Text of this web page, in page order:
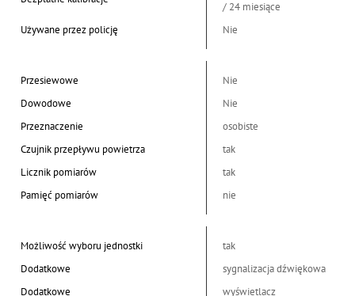
/ 24 miesiące
Używane przez policję
Nie
Przesiewowe
Nie
Dowodowe
Nie
Przeznaczenie
osobiste
Czujnik przepływu powietrza
tak
Licznik pomiarów
tak
Pamięć pomiarów
nie
Możliwość wyboru jednostki
tak
Dodatkowe
sygnalizacja dźwiękowa
Dodatkowe
wyświetlacz